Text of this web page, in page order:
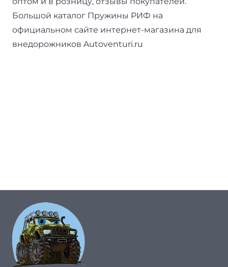
Большой каталог Пружины РИФ на
официальном сайте интернет-магазина для
внедорожников Autoventuri.ru